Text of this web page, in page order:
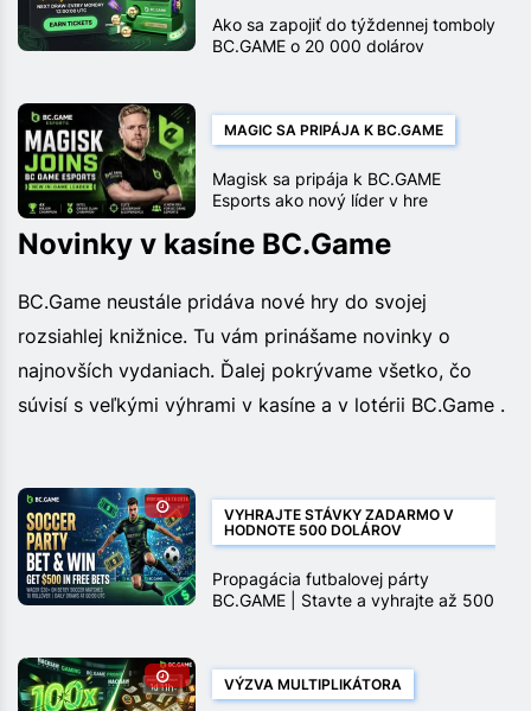
Ako sa zapojiť do týždennej tomboly
BC.GAME o 20 000 dolárov
MAGIC SA PRIPÁJA K BC.GAME
Magisk sa pripája k BC.GAME
Esports ako nový líder v hre
Novinky v kasíne BC.Game
BC.Game neustále pridáva nové hry do svojej
rozsiahlej knižnice. Tu vám prinášame novinky o
najnovších vydaniach. Ďalej pokrývame všetko, čo
súvisí s veľkými výhrami v kasíne a v lotérii BC.Game .
VYHRAJTE STÁVKY ZADARMO V
HODNOTE 500 DOLÁROV
Propagácia futbalovej párty
BC.GAME | Stavte a vyhrajte až 500
VÝZVA MULTIPLIKÁTORA